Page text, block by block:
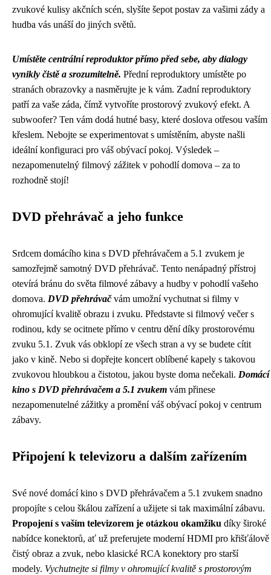
zvukové kulisy akčních scén, slyšíte šepot postav za vašimi zády a
hudba vás unáší do jiných světů.
Umístěte centrální reproduktor přímo před sebe, aby dialogy
vynikly čistě a srozumitelně. Přední reproduktory umístěte po
stranách obrazovky a nasměrujte je k vám. Zadní reproduktory
patří za vaše záda, čímž vytvoříte prostorový zvukový efekt. A
subwoofer? Ten vám dodá hutné basy, které doslova otřesou vaším
křeslem. Nebojte se experimentovat s umístěním, abyste našli
ideální konfiguraci pro váš obývací pokoj. Výsledek –
nezapomenutelný filmový zážitek v pohodlí domova – za to
rozhodně stojí!
DVD přehrávač a jeho funkce
Srdcem domácího kina s DVD přehrávačem a 5.1 zvukem je
samozřejmě samotný DVD přehrávač. Tento nenápadný přístroj
otevírá bránu do světa filmové zábavy a hudby v pohodlí vašeho
domova. DVD přehrávačvám umožní vychutnat si filmy v
ohromující kvalitě obrazu i zvuku. Představte si filmový večer s
rodinou, kdy se ocitnete přímo v centru dění díky prostorovému
zvuku 5.1. Zvuk vás obklopí ze všech stran a vy se budete cítit
jako v kině. Nebo si dopřejte koncert oblíbené kapely s takovou
zvukovou hloubkou a čistotou, jakou byste doma nečekali. Domácí
kino s DVD přehrávačem a 5.1 zvukem vám přinese
nezapomenutelné zážitky a promění váš obývací pokoj v centrum
zábavy.
Připojení k televizoru a dalším zařízením
Své nové domácí kino s DVD přehrávačem a 5.1 zvukem snadno
propojíte s celou škálou zařízení a užijete si tak maximální zábavu.
Propojení s vaším televizorem je otázkou okamžiku díky široké
nabídce konektorů, ať už preferujete moderní HDMI pro křišťálově
čistý obraz a zvuk, nebo klasické RCA konektory pro starší
modely. Vychutnejte si filmy v ohromující kvalitě s prostorovým